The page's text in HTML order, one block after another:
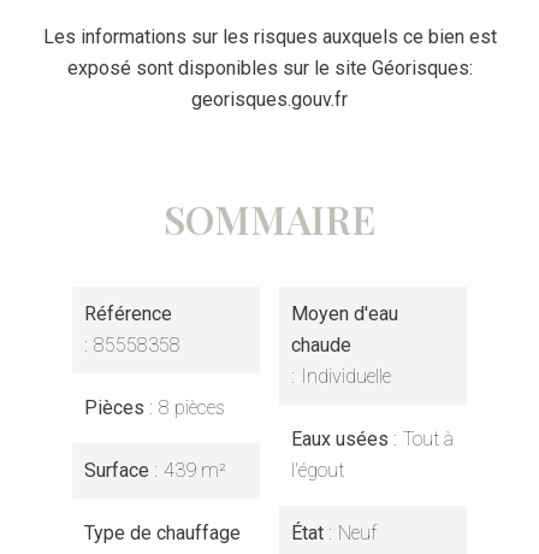
Les informations sur les risques auxquels ce bien est
exposé sont disponibles sur le site Géorisques:
georisques.gouv.fr
SOMMAIRE
Référence
85558358
Pièces 8 pièces
Surface 439 m²
Type de chauffage
Moyen d'eau
chaude
Individuelle
Eaux usées
Tout à
l'égout
État Neuf